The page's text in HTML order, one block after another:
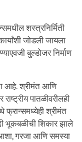
शस्त्रनिर्मिती
जोडली जायला
बुल्डोजर निर्माण
आहे. श्रीमंत आणि
पातळीवरीलही
फ्रान्समध्येही श्रीमंत
भूकबळीची शिकार झाले
गरजा आणि समस्या